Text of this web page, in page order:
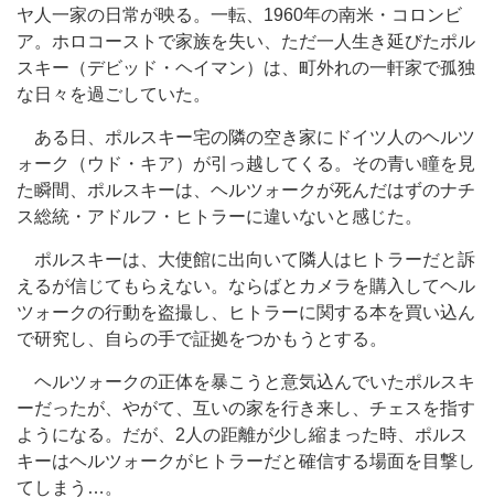
ヤ人一家の日常が映る。一転、1960年の南米・コロンビ
ア。ホロコーストで家族を失い、ただ一人生き延びたポル
スキー（デビッド・ヘイマン）は、町外れの一軒家で孤独
な日々を過ごしていた。
ある日、ポルスキー宅の隣の空き家にドイツ人のヘルツ
ォーク（ウド・キア）が引っ越してくる。その青い瞳を見
た瞬間、ポルスキーは、ヘルツォークが死んだはずのナチ
ス総統・アドルフ・ヒトラーに違いないと感じた。
ポルスキーは、大使館に出向いて隣人はヒトラーだと訴
えるが信じてもらえない。ならばとカメラを購入してヘル
ツォークの行動を盗撮し、ヒトラーに関する本を買い込ん
で研究し、自らの手で証拠をつかもうとする。
ヘルツォークの正体を暴こうと意気込んでいたポルスキ
ーだったが、やがて、互いの家を行き来し、チェスを指す
ようになる。だが、2人の距離が少し縮まった時、ポルス
キーはヘルツォークがヒトラーだと確信する場面を目撃し
てしまう…。